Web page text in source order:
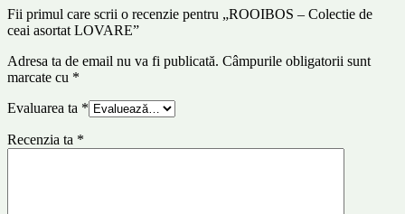
Fii primul care scrii o recenzie pentru „ROOIBOS – Colectie de
ceai asortat LOVARE”
Adresa ta de email nu va fi publicată. Câmpurile obligatorii sunt
marcate cu *
Evaluarea ta *
Recenzia ta *